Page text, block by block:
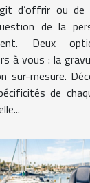
d’offrir ou
de la
Deux
à vous : la
sur-mesure.
de